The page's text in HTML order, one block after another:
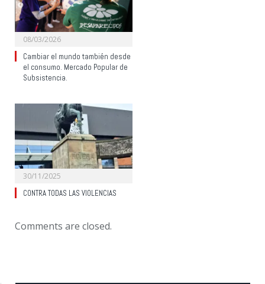
08/03/2026
Cambiar el mundo también desde
el consumo. Mercado Popular de
Subsistencia.
30/11/2025
CONTRA TODAS LAS VIOLENCIAS
Comments are closed.